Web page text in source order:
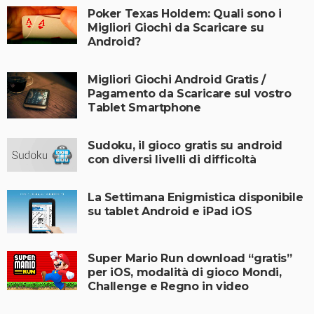
Poker Texas Holdem: Quali sono i
Migliori Giochi da Scaricare su
Android?
Migliori Giochi Android Gratis /
Pagamento da Scaricare sul vostro
Tablet Smartphone
Sudoku, il gioco gratis su android
con diversi livelli di difficoltà
La Settimana Enigmistica disponibile
su tablet Android e iPad iOS
Super Mario Run download “gratis”
per iOS, modalità di gioco Mondi,
Challenge e Regno in video